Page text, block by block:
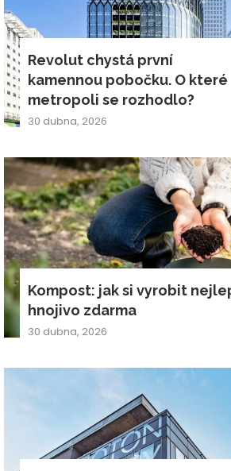
Revolut chystá první
kamennou pobočku. O které
metropoli se rozhodlo?
30 dubna, 2026
Kompost: jak si vyrobit
hnojivo zdarma
30 dubna, 2026